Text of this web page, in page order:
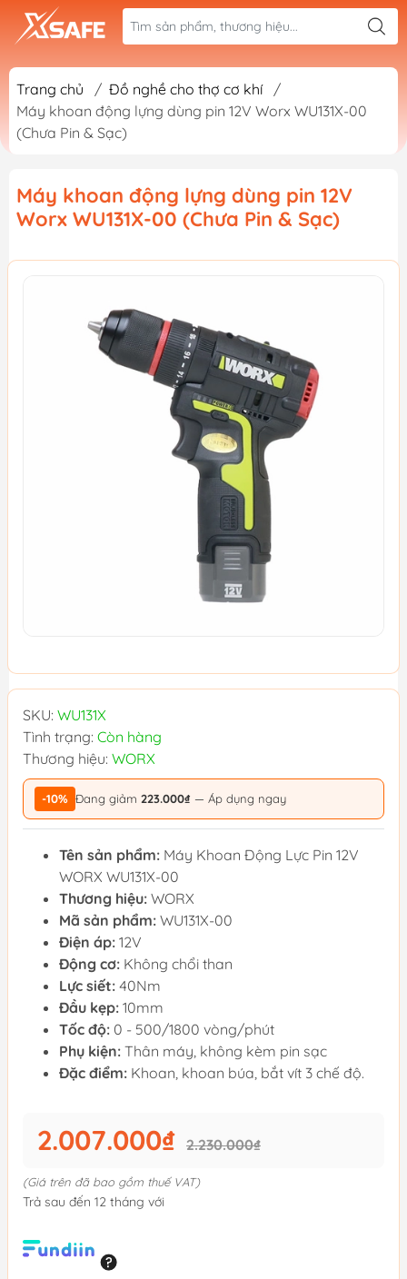
Trang chủ / Đồ nghề cho thợ cơ khí
/
Máy khoan động lựng dùng pin 12V Worx WU131X-00
(Chưa Pin & Sạc)
Máy khoan động lựng dùng pin 12V
Worx WU131X-00 (Chưa Pin & Sạc)
SKU: WU131X
Tình trạng: Còn hàng
Thương hiệu: WORX
-10% Đang giảm 223.000₫ — Áp dụng ngay
Tên sản phẩm: Máy Khoan Động Lực Pin 12V
WORX WU131X-00
Thương hiệu: WORX
Mã sản phẩm: WU131X-00
Điện áp: 12V
Động cơ: Không chổi than
Lực siết: 40Nm
Đầu kẹp: 10mm
Tốc độ: 0 - 500/1800 vòng/phút
Phụ kiện: Thân máy, không kèm pin sạc
Đặc điểm: Khoan, khoan búa, bắt vít 3 chế độ.
2.007.000₫ 2.230.000₫
(Giá trên đã bao gồm thuế VAT)
Trả sau đến 12 tháng với